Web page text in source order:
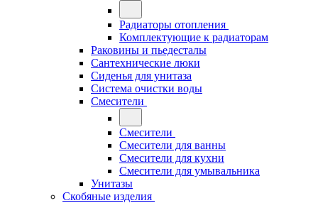
Радиаторы отопления
Комплектующие к радиаторам
Раковины и пьедесталы
Сантехнические люки
Сиденья для унитаза
Система очистки воды
Смесители
Смесители
Смесители для ванны
Смесители для кухни
Смесители для умывальника
Унитазы
Скобяные изделия